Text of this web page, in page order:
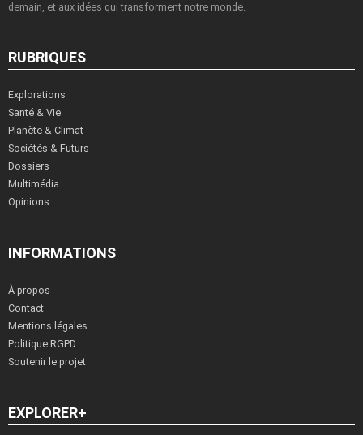
demain, et aux idées qui transforment notre monde.
RUBRIQUES
Explorations
Santé & Vie
Planète & Climat
Sociétés & Futurs
Dossiers
Multimédia
Opinions
INFORMATIONS
À propos
Contact
Mentions légales
Politique RGPD
Soutenir le projet
EXPLORER+